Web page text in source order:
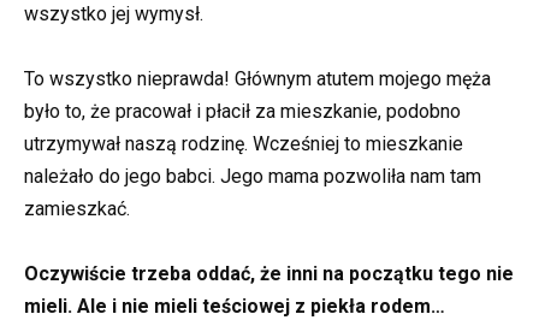
wszystko jej wymysł.
To wszystko nieprawda! Głównym atutem mojego męża
było to, że pracował i płacił za mieszkanie, podobno
utrzymywał naszą rodzinę. Wcześniej to mieszkanie
należało do jego babci. Jego mama pozwoliła nam tam
zamieszkać.
Oczywiście trzeba oddać, że inni na początku tego nie
mieli. Ale i nie mieli teściowej z piekła rodem…